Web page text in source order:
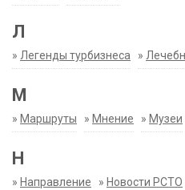
Л
» Легенды турбизнеса »
М
» Маршруты » Мнение » Музеи
Н
» Направление » Новости РСТО